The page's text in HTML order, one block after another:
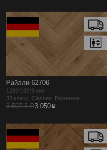
Райлли 62706
1285*192*8 мм
33 класс, Classen Германия
3 507.5 Р3 050p